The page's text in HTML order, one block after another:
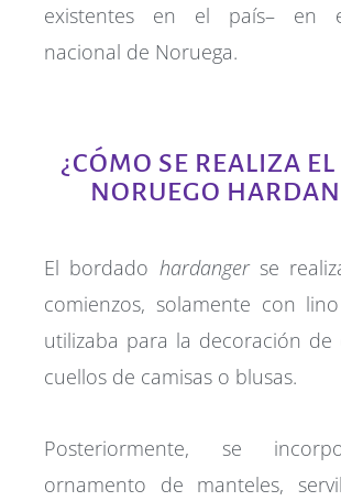
existentes en el país– en
nacional de Noruega.
¿CÓMO SE REALIZA
NORUEGO
El bordado hardangerse
comienzos, solamente con
utilizaba para la decoración de
cuellos de camisas o blusas.
Posteriormente, se
ornamento de manteles,